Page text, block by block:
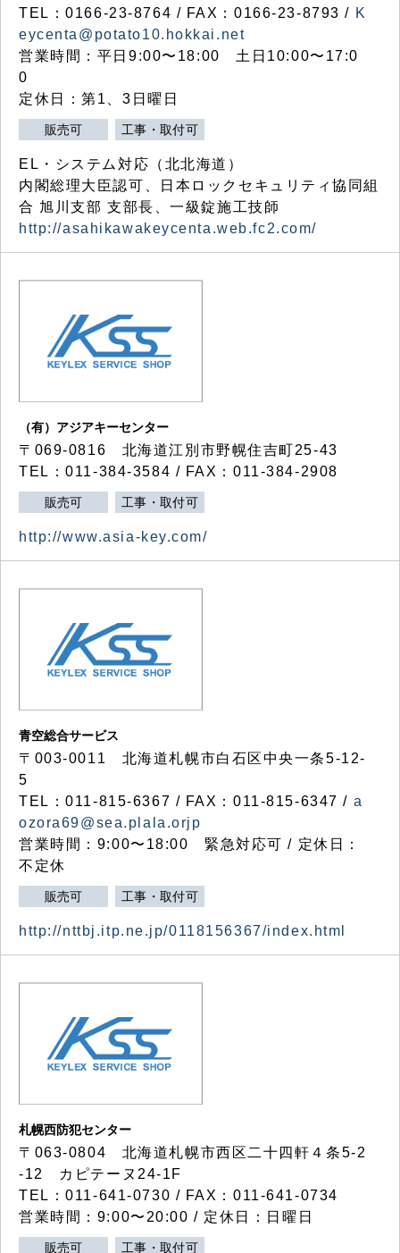
TEL：0166-23-8764 / FAX：0166-23-8793 / K
eycenta@potato10.hokkai.net
営業時間：平日9:00〜18:00 土日10:00〜17:0
0
定休日：第1、3日曜日
販売可 工事・取付可
EL・システム対応（北北海道）
内閣総理大臣認可、日本ロックセキュリティ協同組
合 旭川支部 支部長、一級錠施工技師
http://asahikawakeycenta.web.fc2.com/
（有）アジアキーセンター
〒069-0816 北海道江別市野幌住吉町25-43
TEL：011-384-3584 / FAX：011-384-2908
販売可 工事・取付可
http://www.asia-key.com/
青空総合サービス
〒003-0011 北海道札幌市白石区中央一条5-12-
5
TEL：011-815-6367 / FAX：011-815-6347 / a
ozora69@sea.plala.orjp
営業時間：9:00〜18:00 緊急対応可 / 定休日：
不定休
販売可 工事・取付可
http://nttbj.itp.ne.jp/0118156367/index.html
札幌西防犯センター
〒063-0804 北海道札幌市西区二十四軒４条5-2
-12 カピテーヌ24-1F
TEL：011-641-0730 / FAX：011-641-0734
営業時間：9:00〜20:00 / 定休日：日曜日
販売可 工事・取付可